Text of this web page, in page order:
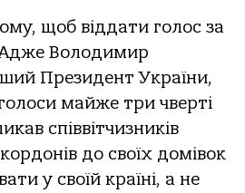
щоб віддати голос за
Володимир
Президент України,
майже три чверті
співвітчизників
до своїх домівок
у своїй країні, а не